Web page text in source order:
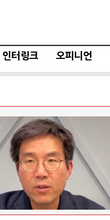
인터링크 오피니언